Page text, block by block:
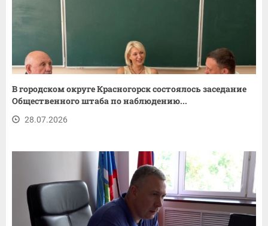
В городском округе Красногорск состоялось заседание
Общественного штаба по наблюдению...
28.07.2026